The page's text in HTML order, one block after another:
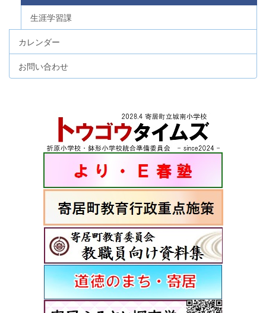
生涯学習課
カレンダー
お問い合わせ